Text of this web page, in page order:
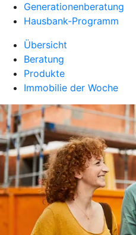
Generationenberatung
Hausbank-Programm
Übersicht
Beratung
Produkte
Immobilie der Woche